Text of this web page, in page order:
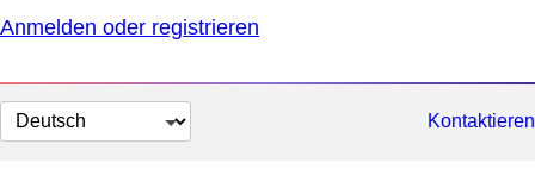
Anmelden oder registrieren
Sprache
auswählen
Kontaktieren